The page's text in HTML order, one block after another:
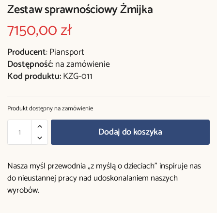
Zestaw sprawnościowy Żmijka
7150,00zł
Producent: Piansport
Dostępność: na zamówienie
Kod produktu:KZG-011
Produkt dostępny na zamówienie
Dodaj do koszyka
Nasza myśl przewodnia „z myślą o dzieciach” inspiruje nas
do nieustannej pracy nad udoskonalaniem naszych
wyrobów.